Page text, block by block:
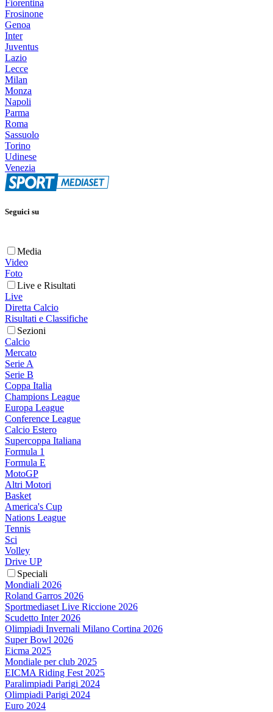
Fiorentina
Frosinone
Genoa
Inter
Juventus
Lazio
Lecce
Milan
Monza
Napoli
Parma
Roma
Sassuolo
Torino
Udinese
Venezia
Seguici su
Media
Video
Foto
Live e Risultati
Live
Diretta Calcio
Risultati e Classifiche
Sezioni
Calcio
Mercato
Serie A
Serie B
Coppa Italia
Champions League
Europa League
Conference League
Calcio Estero
Supercoppa Italiana
Formula 1
Formula E
MotoGP
Altri Motori
Basket
America's Cup
Nations League
Tennis
Sci
Volley
Drive UP
Speciali
Mondiali 2026
Roland Garros 2026
Sportmediaset Live Riccione 2026
Scudetto Inter 2026
Olimpiadi Invernali Milano Cortina 2026
Super Bowl 2026
Eicma 2025
Mondiale per club 2025
EICMA Riding Fest 2025
Paralimpiadi Parigi 2024
Olimpiadi Parigi 2024
Euro 2024